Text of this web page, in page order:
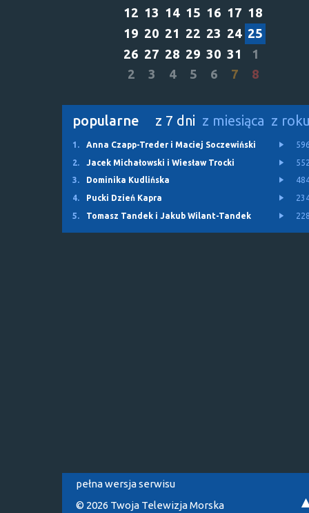
12 13 14 15 16 17 18
19 20 21 22 23 24 25
26 27 28 29 30 31
1
2
3 4 5 6 7 8
popularne z 7 dni z miesiąca z
1. Anna Czapp-Treder i Maciej Soczewiński
2.
Jacek Michałowski i Wiesław Trocki
3.
Dominika Kudlińska
4.
Pucki Dzień Kapra
5.
Tomasz Tandek i Jakub Wilant-Tandek
pełna wersja serwisu
© 2026 Twoja Telewizja Morska